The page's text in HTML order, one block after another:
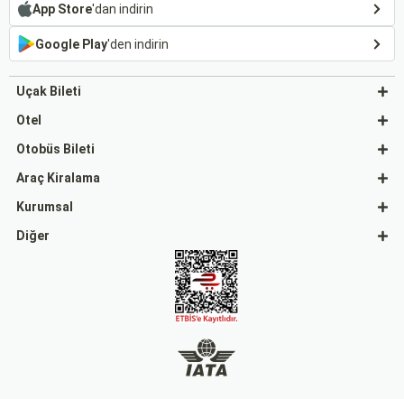
App Store'dan indirin
Google Play'den indirin
Uçak Bileti
Otel
Otobüs Bileti
Araç Kiralama
Kurumsal
Diğer